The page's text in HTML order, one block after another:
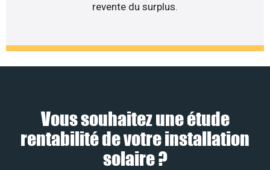
revente du surplus.
Vous souhaitez une étude
rentabilité de votre installation
solaire ?